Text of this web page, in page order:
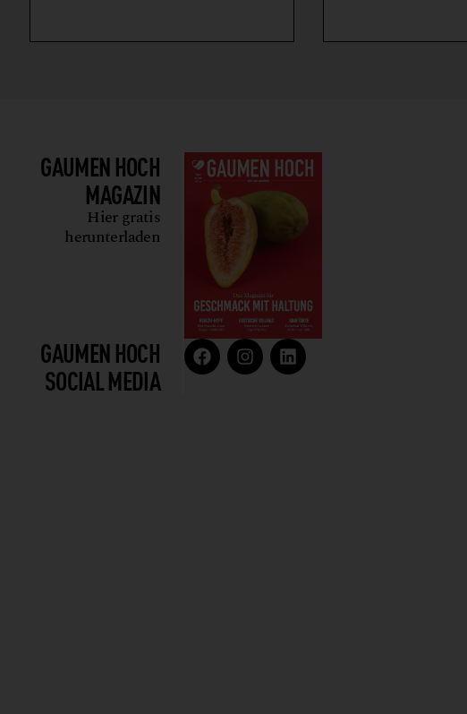
GAUMEN HOCH
MAGAZIN
Hier gratis
herunterladen
GAUMEN HOCH
SOCIAL MEDIA